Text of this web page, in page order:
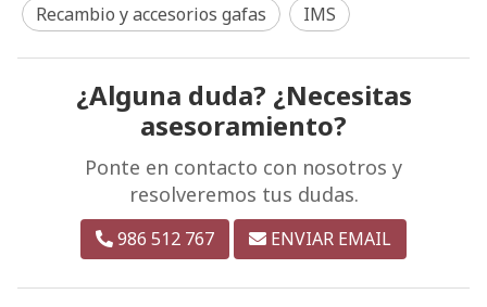
Recambio y accesorios gafas
IMS
¿Alguna duda? ¿Necesitas
asesoramiento?
Ponte en contacto con nosotros y
resolveremos tus dudas.
986 512 767 ENVIAR EMAIL